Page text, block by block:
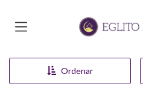
Página inicial
Ordenar